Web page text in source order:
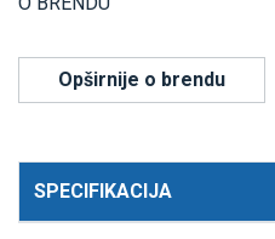
Opširnije o brendu
SPECIFIKACIJA